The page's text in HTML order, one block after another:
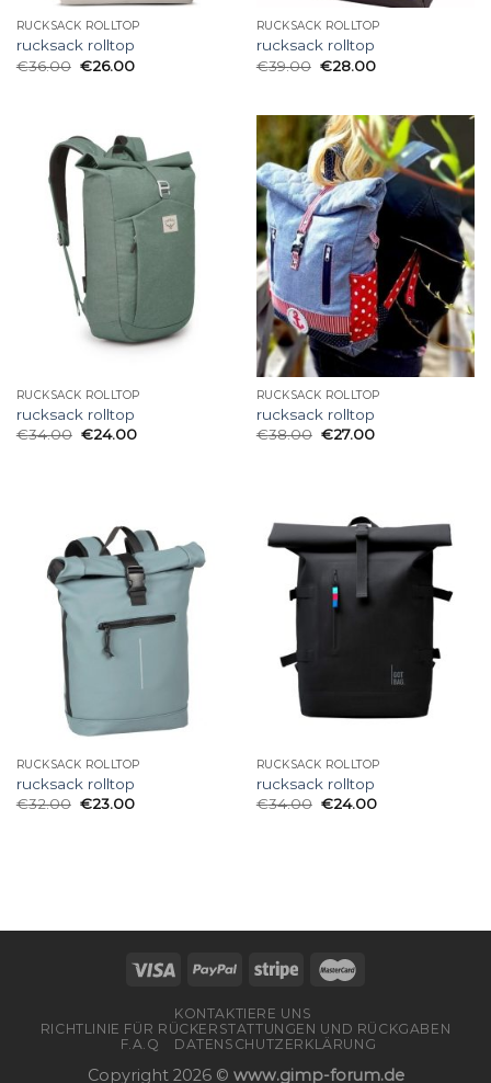
RUCKSACK ROLLTOP
rucksack rolltop
€36.00 €26.00
RUCKSACK ROLLTOP
rucksack rolltop
€39.00 €28.00
RUCKSACK ROLLTOP
rucksack rolltop
€34.00 €24.00
RUCKSACK ROLLTOP
rucksack rolltop
€38.00 €27.00
RUCKSACK ROLLTOP
rucksack rolltop
€32.00 €23.00
RUCKSACK ROLLTOP
rucksack rolltop
€34.00 €24.00
KONTAKTIERE UNS
RICHTLINIE FÜR RÜCKERSTATTUNGEN UND RÜCKGABEN
F.A.Q
DATENSCHUTZERKLÄRUNG
Copyright 2026 © www.gimp-forum.de